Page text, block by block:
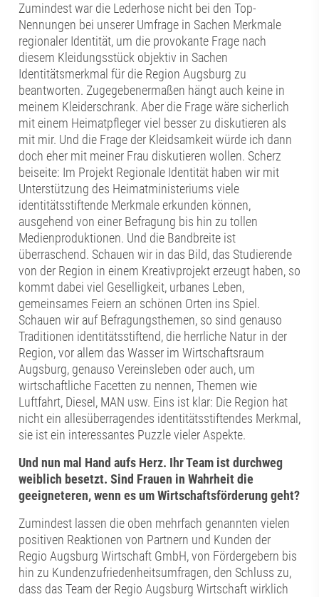
Zumindest war die Lederhose nicht bei den Top-
Nennungen bei unserer Umfrage in Sachen Merkmale
regionaler Identität, um die provokante Frage nach
diesem Kleidungsstück objektiv in Sachen
Identitätsmerkmal für die Region Augsburg zu
beantworten. Zugegebenermaßen hängt auch keine in
meinem Kleiderschrank. Aber die Frage wäre sicherlich
mit einem Heimatpfleger viel besser zu diskutieren als
mit mir. Und die Frage der Kleidsamkeit würde ich dann
doch eher mit meiner Frau diskutieren wollen. Scherz
beiseite: Im Projekt Regionale Identität haben wir mit
Unterstützung des Heimatministeriums viele
identitätsstiftende Merkmale erkunden können,
ausgehend von einer Befragung bis hin zu tollen
Medienproduktionen. Und die Bandbreite ist
überraschend. Schauen wir in das Bild, das Studierende
von der Region in einem Kreativprojekt erzeugt haben, so
kommt dabei viel Geselligkeit, urbanes Leben,
gemeinsames Feiern an schönen Orten ins Spiel.
Schauen wir auf Befragungsthemen, so sind genauso
Traditionen identitätsstiftend, die herrliche Natur in der
Region, vor allem das Wasser im Wirtschaftsraum
Augsburg, genauso Vereinsleben oder auch, um
wirtschaftliche Facetten zu nennen, Themen wie
Luftfahrt, Diesel, MAN usw. Eins ist klar: Die Region hat
nicht ein allesüberragendes identitätsstiftendes Merkmal,
sie ist ein interessantes Puzzle vieler Aspekte.
Und nun mal Hand aufs Herz. Ihr Team ist durchweg
weiblich besetzt. Sind Frauen in Wahrheit die
geeigneteren, wenn es um Wirtschaftsförderung geht?
Zumindest lassen die oben mehrfach genannten vielen
positiven Reaktionen von Partnern und Kunden der
Regio Augsburg Wirtschaft GmbH, von Fördergebern bis
hin zu Kundenzufriedenheitsumfragen, den Schluss zu,
dass das Team der Regio Augsburg Wirtschaft wirklich